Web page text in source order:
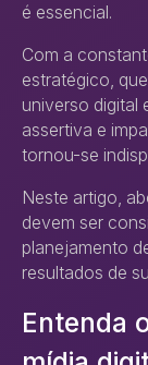
é essencial.
Com a
estratégico,
universo digital
assertiva e
tornou-se
Neste artigo,
devem ser
planejamento
resultados de
Entenda